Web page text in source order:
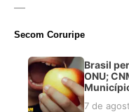
—
Secom Coruripe
Brasil
ONU;
7 de